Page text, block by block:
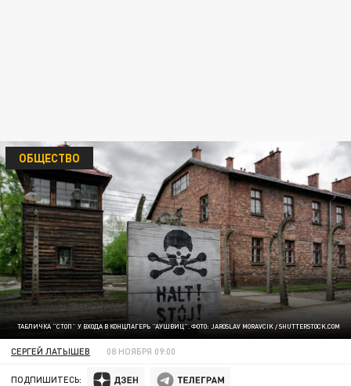
ТАБЛИЧКА "СТОП" У ВХОДА В КОНЦЛАГЕРЬ "АУШВИЦ". ФОТО: JAROSLAV MORAVCIK / SHUTTERSTOCK.COM
ОБЩЕСТВО
СЕРГЕЙ ЛАТЫШЕВ 08 НОЯБРЯ 09:00
ПОДПИШИТЕСЬ: